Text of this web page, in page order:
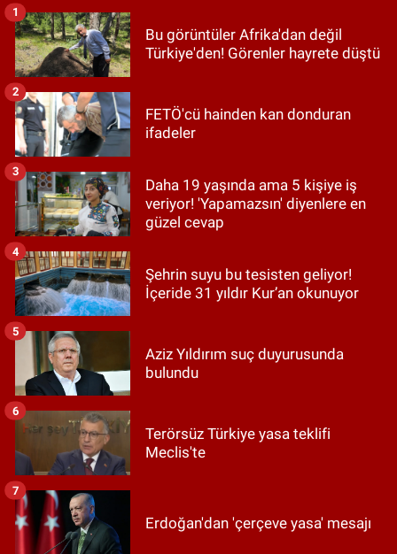
Bu görüntüler Afrika'dan değil
Türkiye'den! Görenler hayrete düştü
1
FETÖ'cü hainden kan donduran
ifadeler
2
Daha 19 yaşında ama 5 kişiye iş
veriyor! 'Yapamazsın' diyenlere en
güzel cevap
3
Şehrin suyu bu tesisten geliyor!
İçeride 31 yıldır Kur’an okunuyor
4
Aziz Yıldırım suç duyurusunda
bulundu
5
Terörsüz Türkiye yasa teklifi
Meclis'te
6
Erdoğan'dan 'çerçeve yasa' mesajı
7